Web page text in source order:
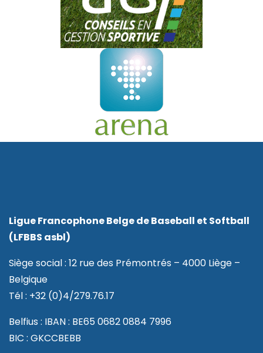
Ligue Francophone Belge de Baseball et Softball
(LFBBS asbl)
Siège social : 12 rue des Prémontrés – 4000 Liège –
Belgique
Tél : +32 (0)4/279.76.17
Belfius : IBAN : BE65 0682 0884 7996
BIC : GKCCBEBB